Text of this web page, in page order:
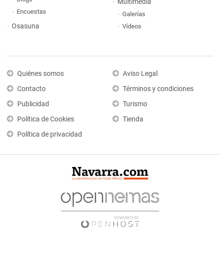
Encuestas
Osasuna
Multimedia
Galerías
Vídeos
Quiénes somos
Contacto
Publicidad
Política de Cookies
Política de privacidad
Aviso Legal
Términos y condiciones
Turismo
Tienda